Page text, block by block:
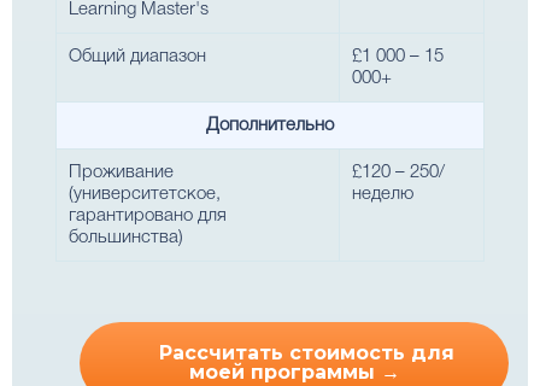
Learning Master's
Общий диапазон
£1 000 – 15
000+
Дополнительно
Проживание
(университетское,
гарантировано для
большинства)
£120 – 250/
неделю
Рассчитать стоимость для
моей программы →